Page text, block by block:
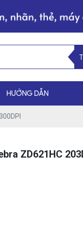
HƯỚNG DẪN
ZD621HC